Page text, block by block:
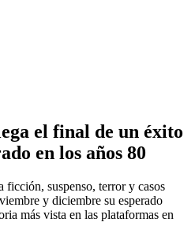
el final de un éxito
en los años 80
ficción, suspenso, terror y casos
y diciembre su esperado
más vista en las plataformas en